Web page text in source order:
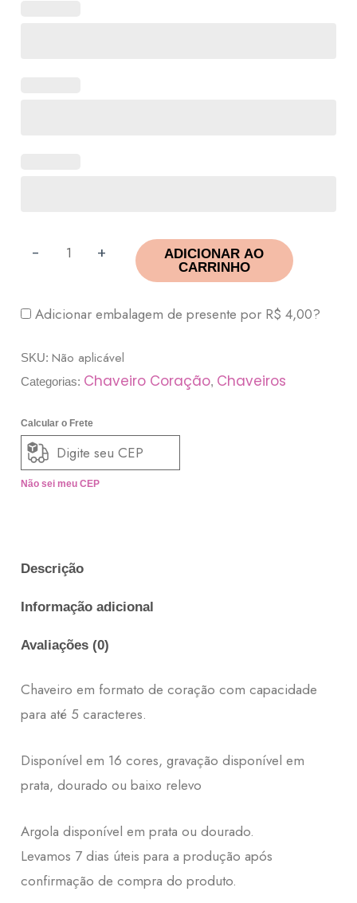
- +
ADICIONAR AO
CARRINHO
Adicionar embalagem de presente por R$ 4,00?
SKU:Não aplicável
Categorias: Chaveiro Coração, Chaveiros
Calcular o Frete
Não sei meu CEP
Descrição
Informação adicional
Avaliações (0)
Chaveiro em formato de coração com capacidade
para até 5 caracteres.
Disponível em 16 cores, gravação disponível em
prata, dourado ou baixo relevo
Argola disponível em prata ou dourado.
Levamos 7 dias úteis para a produção após
confirmação de compra do produto.